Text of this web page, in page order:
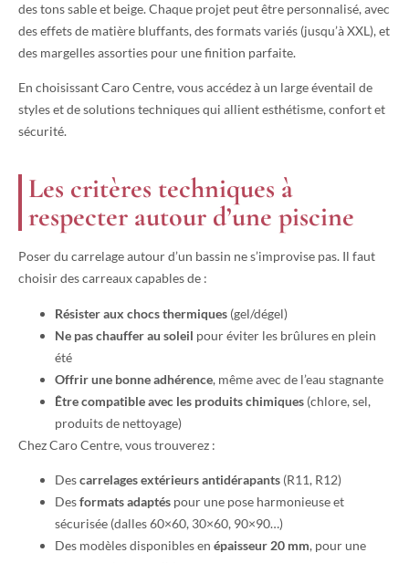
des tons sable et beige. Chaque projet peut être personnalisé, avec
des effets de matière bluffants, des formats variés (jusqu’à XXL), et
des margelles assorties pour une finition parfaite.
En choisissant Caro Centre, vous accédez à un large éventail de
styles et de solutions techniques qui allient esthétisme, confort et
sécurité.
Les critères techniques à
respecter autour d’une piscine
Poser du carrelage autour d’un bassin ne s’improvise pas. Il faut
choisir des carreaux capables de :
Résister aux chocs thermiques (gel/dégel)
Ne pas chauffer au soleil pour éviter les brûlures en plein
été
Offrir une bonne adhérence, même avec de l’eau stagnante
Être compatible avec les produits chimiques (chlore, sel,
produits de nettoyage)
Chez Caro Centre, vous trouverez :
Descarrelages extérieurs antidérapants (R11, R12)
Desformats adaptés pour une pose harmonieuse et
sécurisée (dalles 60×60, 30×60, 90×90…)
Des modèles disponibles en épaisseur 20 mm, pour une